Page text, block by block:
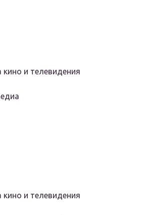
кино и телевидения
кино и телевидения